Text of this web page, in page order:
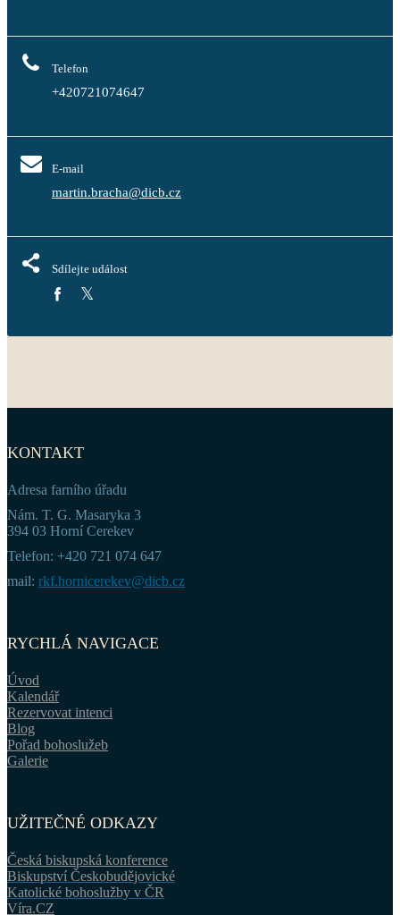
Telefon
+420721074647
E-mail
martin.bracha@dicb.cz
Sdílejte událost
KONTAKT
Adresa farního úřadu
Nám. T. G. Masaryka 3
394 03 Horní Cerekev
Telefon: +420 721 074 647
mail: rkf.hornicerekev@dicb.cz
RYCHLÁ NAVIGACE
Úvod
Kalendář
Rezervovat intenci
Blog
Pořad bohoslužeb
Galerie
UŽITEČNÉ ODKAZY
Česká biskupská konference
Biskupství Českobudějovické
Katolické bohoslužby v ČR
Víra.CZ